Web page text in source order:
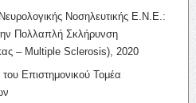
Νοσηλευτικής Ε.Ν.Ε.:
Πολλαπλή Σκλήρυνση
– Multiple Sclerosis), 2020
Επιστημονικού Τομέα